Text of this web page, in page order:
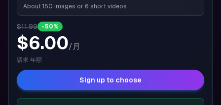
About 150 images or 6 short videos
$11.99 -50%
$6.00/ 月
請求 年額
Sign up to choose